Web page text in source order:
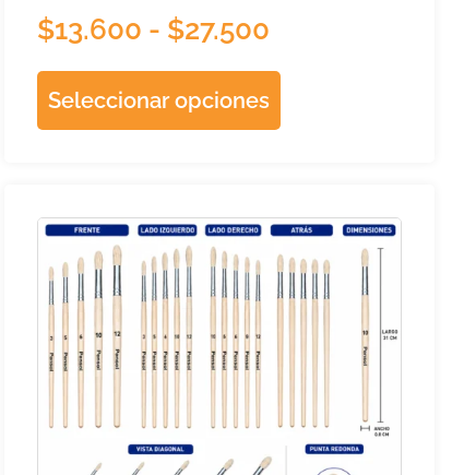
$13.600 - $27.500
Seleccionar opciones